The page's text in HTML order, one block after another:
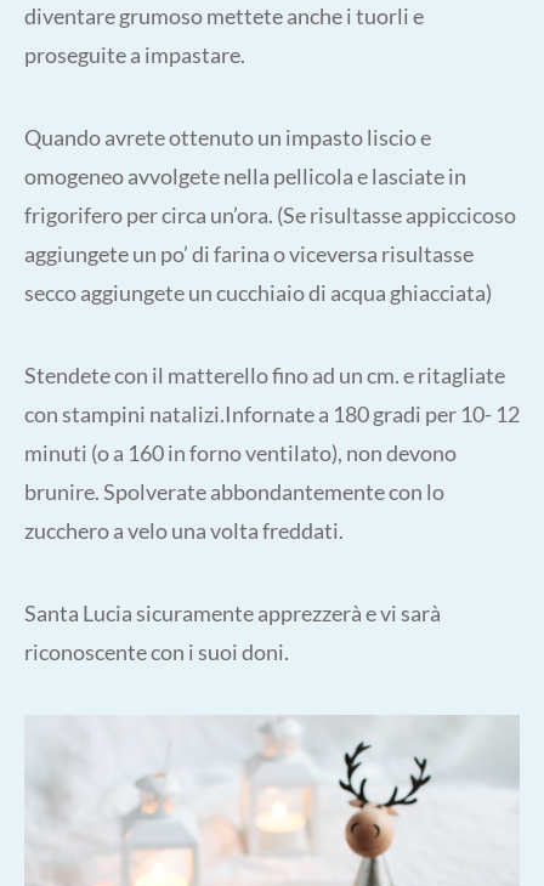
diventare grumoso mettete anche i tuorli e
proseguite a impastare.
Quando avrete ottenuto un impasto liscio e
omogeneo avvolgete nella pellicola e lasciate in
frigorifero per circa un’ora. (Se risultasse appiccicoso
aggiungete un po’ di farina o viceversa risultasse
secco aggiungete un cucchiaio di acqua ghiacciata)
Stendete con il matterello fino ad un cm. e ritagliate
con stampini natalizi.Infornate a 180 gradi per 10- 12
minuti (o a 160 in forno ventilato), non devono
brunire. Spolverate abbondantemente con lo
zucchero a velo una volta freddati.
Santa Lucia sicuramente apprezzerà e vi sarà
riconoscente con i suoi doni.